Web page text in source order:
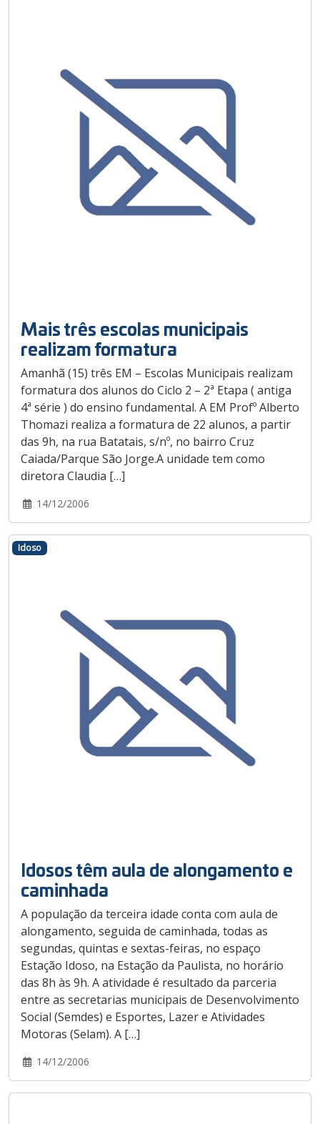
Mais três escolas municipais
realizam formatura
Amanhã (15) três EM – Escolas Municipais realizam
formatura dos alunos do Ciclo 2 – 2ª Etapa ( antiga
4ª série ) do ensino fundamental. A EM Profº Alberto
Thomazi realiza a formatura de 22 alunos, a partir
das 9h, na rua Batatais, s/nº, no bairro Cruz
Caiada/Parque São Jorge.A unidade tem como
diretora Claudia […]
14/12/2006
Idosos têm aula de alongamento e
caminhada
A população da terceira idade conta com aula de
alongamento, seguida de caminhada, todas as
segundas, quintas e sextas-feiras, no espaço
Estação Idoso, na Estação da Paulista, no horário
das 8h às 9h. A atividade é resultado da parceria
entre as secretarias municipais de Desenvolvimento
Social (Semdes) e Esportes, Lazer e Atividades
Motoras (Selam). A […]
14/12/2006
Idoso